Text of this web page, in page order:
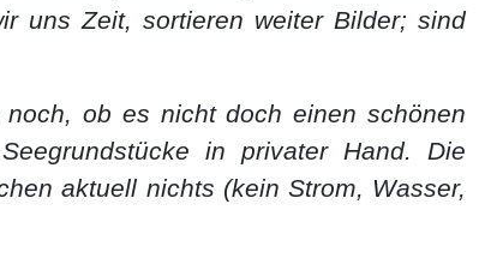
uns Zeit, sortieren weiter Bilder; sind
ob es nicht doch einen schönen
in privater Hand. Die
aktuell nichts (kein Strom, Wasser,